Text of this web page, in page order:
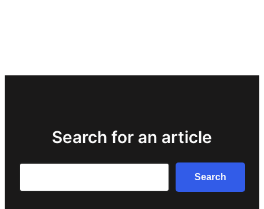
Search for an article
Search